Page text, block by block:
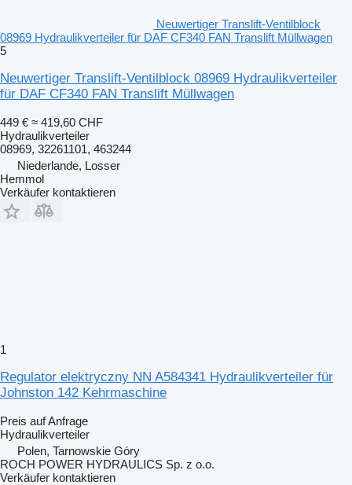
Neuwertiger Translift-Ventilblock
08969 Hydraulikverteiler für DAF CF340 FAN Translift Müllwagen
5
Neuwertiger Translift-Ventilblock 08969 Hydraulikverteiler
für DAF CF340 FAN Translift Müllwagen
449 € ≈ 419,60 CHF
Hydraulikverteiler
08969, 32261101, 463244
Niederlande, Losser
Hemmol
Verkäufer kontaktieren
1
Regulator elektryczny NN A584341 Hydraulikverteiler für
Johnston 142 Kehrmaschine
Preis auf Anfrage
Hydraulikverteiler
Polen, Tarnowskie Góry
ROCH POWER HYDRAULICS Sp. z o.o.
Verkäufer kontaktieren